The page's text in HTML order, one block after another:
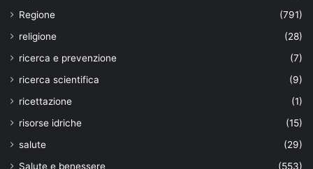
Regione
(791)
religione
(28)
ricerca e prevenzione
(7)
ricerca scientifica
(9)
ricettazione
(1)
risorse idriche
(15)
salute
(29)
Salute e benessere
(553)